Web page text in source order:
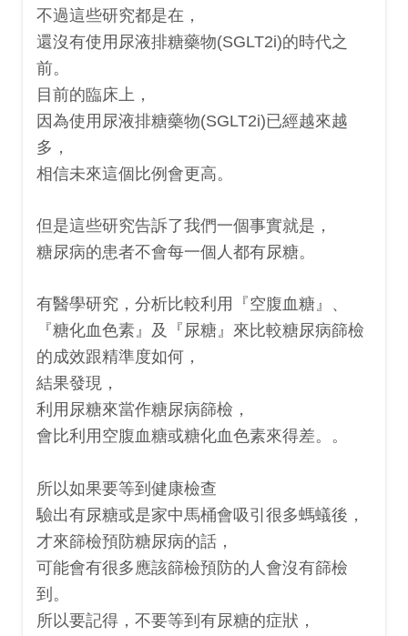
不過這些研究都是在，
還沒有使用尿液排糖藥物(SGLT2i)的時代之
前。
目前的臨床上，
因為使用尿液排糖藥物(SGLT2i)已經越來越
多，
相信未來這個比例會更高。
但是這些研究告訴了我們一個事實就是，
糖尿病的患者不會每一個人都有尿糖。
有醫學研究，分析比較利用『空腹血糖』、
『糖化血色素』及『尿糖』來比較糖尿病篩檢
的成效跟精準度如何，
結果發現，
利用尿糖來當作糖尿病篩檢，
會比利用空腹血糖或糖化血色素來得差。。
所以如果要等到健康檢查
驗出有尿糖或是家中馬桶會吸引很多螞蟻後，
才來篩檢預防糖尿病的話，
可能會有很多應該篩檢預防的人會沒有篩檢
到。
所以要記得，不要等到有尿糖的症狀，